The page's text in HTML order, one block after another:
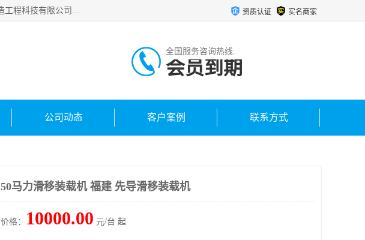
济宁智造工程科技有限公司是一家经营智造大观、挖机属具、滚筒筛分斗等产品的滑移装载机厂家。济宁智造工程科技有限公司奉行以质量赢得用户，诚信为本，互利共赢的宗旨，依靠雄厚的技术力量，科学的管理制度，先进的加工检测设备，始终坚持以客户为中心，免费咨询！ 资质认证 实名商家
全国服务咨询热线:
会员到期
公司动态 客户案例 联系方式
50马力滑移装载机 福建 先导滑移装载机
价格： 10000.00 元/台 起